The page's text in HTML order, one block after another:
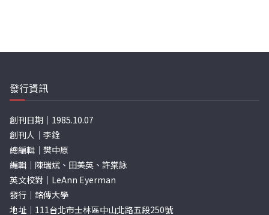
發行資訊
創刊日期｜1985.10.07
創刊人｜李銓
總編輯｜樊中原
編輯｜陳瑞斌、田美英、許棠詠
英文校對｜LeAnn Eyerman
發行｜銘傳大學
地址｜111台北市士林區中山北路五段250號